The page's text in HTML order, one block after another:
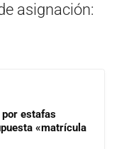
asignación:
estafas
«matrícula